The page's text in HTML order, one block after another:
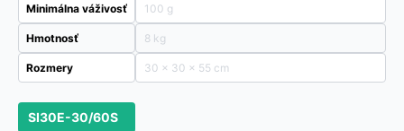
Minimálna váživosť 100 g
Hmotnosť 8 kg
Rozmery 30 × 30 × 55 cm
SI30E-30/60S